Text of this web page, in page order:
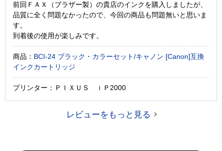
前回ＦＡＸ（ブラザー製）の貴店のインクを購入しましたが、
品質に全く問題なかったので、今回の商品も問題無いと思いま
す。
到着後の使用が楽しみです。
商品： BCI-24 ブラック・カラーセット/キャノン [Canon]互換
インクカートリッジ
プリンター：ＰＩＸＵＳ ｉＰ2000
レビューをもっと見る